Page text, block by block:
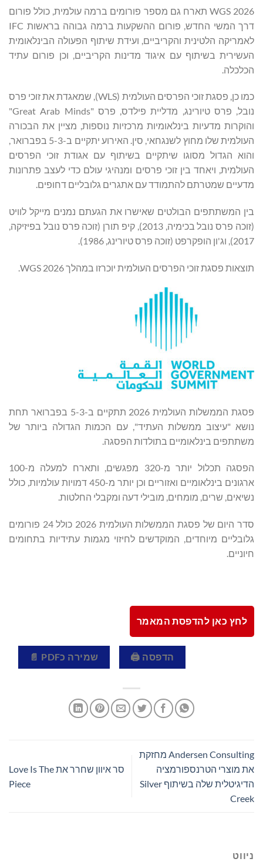
WGS 2026 תארח גם מספר פורומים ברמה עולמית, כולל פורום
דרך המשי החדש, פורום ההשקעות ברמה גבוהה בראשות IFC
לאמריקה הלטינית והקריביים, ועידת שיתוף הפעולה הבינלאומית
העשירית בשיתוף עם איגוד מדינות הקריביים, וכן פורום עתיד
הכלכלה.
כמו כן, פסגת זוכי הפרסים העולמית (WLS), שמאגדת את זוכי פרס
נובל, פרס טיורינג, מדליית פילדס, פרס "Great Arab Minds"
והוקרות מדעיות בינלאומיות מרכזיות נוספות, מציין את הבכורה
העולמית שלו מחוץ לשנגחאי, סין. האירוע יתקיים ב-3-‏5 בפברואר,
והוא הגדול מסוגו שיתקיים בשיתוף עם אגודת זוכי הפרסים
העולמית, ויאחד בין זוכי פרסים ומנהיגי עולם כדי לעצב פתרונות
מדעיים שמטרתם להתמודד עם אתגרים גלובליים דחופים.
בין המשתתפים הבולטים שאישרו את הגעתם נמנים מייקל לוויט
(זוכה פרס נובל בכימיה, 2013), קיפ תורן (זוכה פרס נובל בפיזיקה,
2017), וג'ון הופקרפט (זוכה פרס טיורינג, 1986).
תוצאות פסגת זוכי הפרסים העולמית יוכרזו במהלך WGS 2026.
פסגת הממשלות העולמית 2026 תתקיים ב-3-‏5 בפברואר תחת
נושא "עיצוב ממשלות העתיד", עם הכמות הגדולה ביותר של
משתתפים בינלאומיים בתולדות הפסגה.
הפסגה תכלול יותר מ-320 מפגשים, ותארח למעלה מ-100
ארגונים בינלאומיים ואזוריים וכן יותר מ-450 דמויות עולמיות, כולל
נשיאים, שרים, מומחים, מובילי דעה ומקבלי החלטות.
סדר היום של פסגת הממשלות העולמית 2026 כולל 24 פורומים
גלובליים מיוחדים, המוקדשים לחיזוי מגמות עתידיות בתחומים
חיוניים.
לחץ כאן להדפסת המאמר
הדפסה 🖨 שמירה כPDF 📄
Andersen Consulting מחזקת
את מוצרי הטרנספורמציה
הדיגיטלית שלה בשיתוף Silver
Creek
סר איוון שחרר את Love Is The
Piece
ניווט